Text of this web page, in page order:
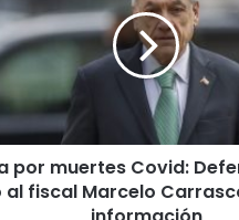
por muertes Covid:
al fiscal Marcelo